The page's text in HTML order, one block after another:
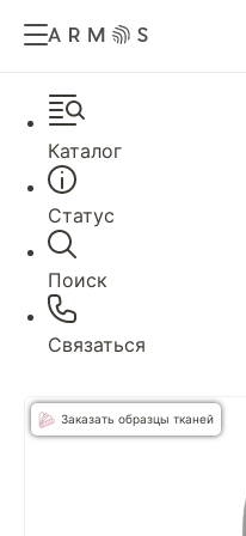
Каталог
Статус
Поиск
Связаться
Заказать образцы тканей